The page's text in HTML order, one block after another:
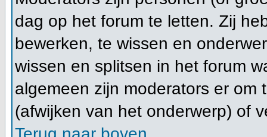
dag op het forum te letten. Zij
bewerken, te wissen en
wissen en splitsen in het forum
algemeen zijn moderators er
(afwijken van het onderwerp) of